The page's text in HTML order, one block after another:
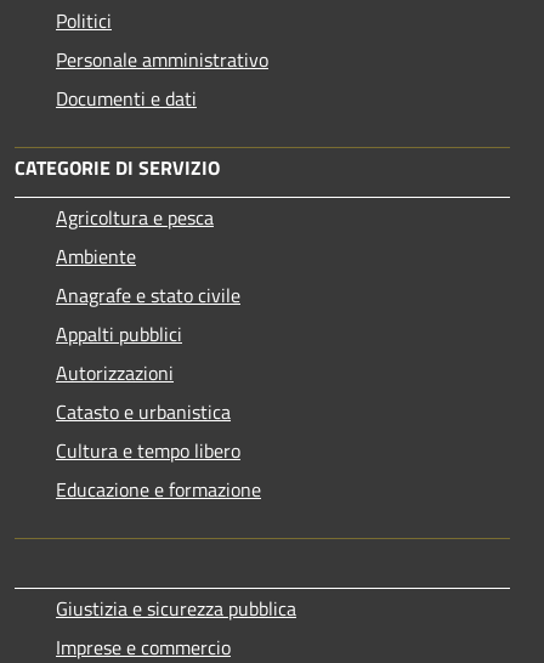
Politici
Personale amministrativo
Documenti e dati
CATEGORIE DI SERVIZIO
Agricoltura e pesca
Ambiente
Anagrafe e stato civile
Appalti pubblici
Autorizzazioni
Catasto e urbanistica
Cultura e tempo libero
Educazione e formazione
Giustizia e sicurezza pubblica
Imprese e commercio